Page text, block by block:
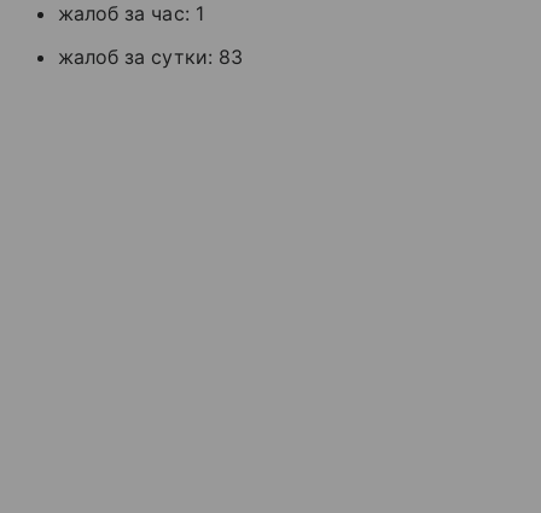
жалоб за час: 1
жалоб за сутки: 83